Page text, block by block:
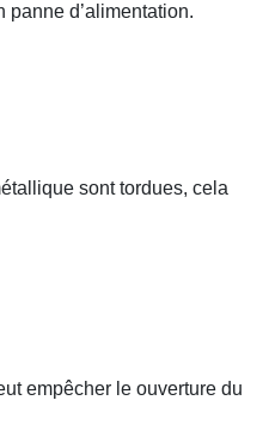
panne d’alimentation.
sont tordues, cela
empêcher le ouverture du